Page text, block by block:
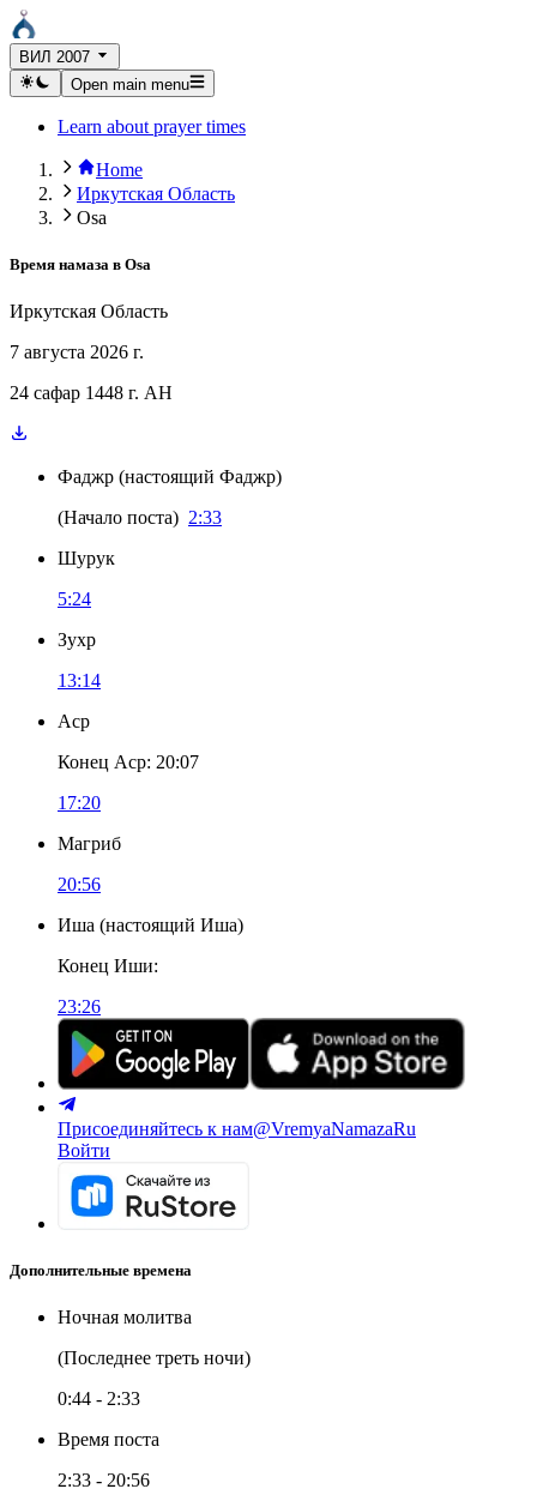
ВИЛ 2007
Open main menu
Learn about prayer times
Home
Иркутская Область
Osa
Время намаза в Osa
Иркутская Область
7 августа 2026 г.
24 сафар 1448 г. AH
Фаджр (настоящий Фаджр)
(Начало поста) 2:33
Шурук
5:24
Зухр
13:14
Аср
Конец Аср: 20:07
17:20
Магриб
20:56
Иша (настоящий Иша)
Конец Иши:
23:26
Присоединяйтесь к нам@VremyaNamazaRu
Войти
Дополнительные времена
Ночная молитва
(Последнее треть ночи)
0:44 - 2:33
Время поста
2:33 - 20:56